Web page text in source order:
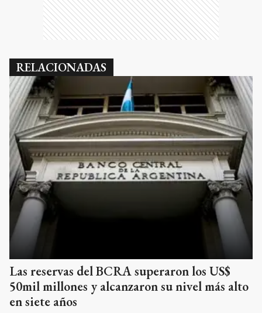
RELACIONADAS
Las reservas del BCRA superaron los US$
50mil millones y alcanzaron su nivel más alto
en siete años